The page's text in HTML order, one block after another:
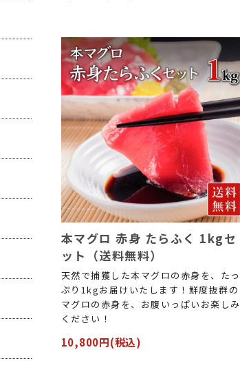
本マグロ 赤身 たらふく 1kgセ
ット（送料無料）
天然で捕獲した本マグロの赤身を、たっ
ぷり1kgお届けいたします！鮮度抜群の
マグロの赤身を、お腹いっぱいお楽しみ
ください！
10,800円(税込)